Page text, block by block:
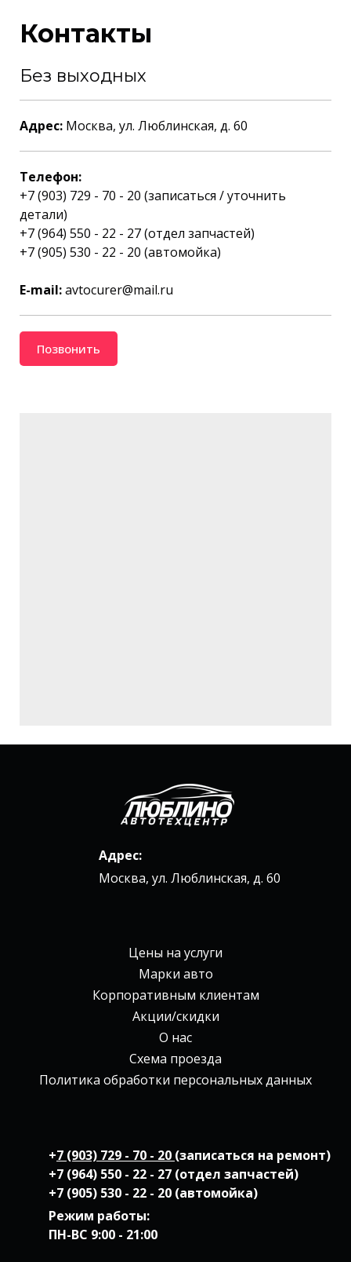
Контакты
Без выходных
Адрес: Москва, ул. Люблинская, д. 60
Телефон:
+7 (903) 729 - 70 - 20 (записаться / уточнить
детали)
+7 (964) 550 - 22 - 27 (отдел запчастей)
+7 (905) 530 - 22 - 20 (автомойка)
E-mail:avtocurer@mail.ru
Позвонить
Адрес:
Москва, ул. Люблинская, д. 60
Цены на услуги
Марки авто
Корпоративным клиентам
Акции/скидки
О нас
Схема проезда
Политика обработки персональных данных
+7 (903) 729 - 70 - 20 (записаться на ремонт)
+7 (964) 550 - 22 - 27 (отдел запчастей)
+7 (905) 530 - 22 - 20 (автомойка)
Режим работы:
ПН-ВС 9:00 - 21:00